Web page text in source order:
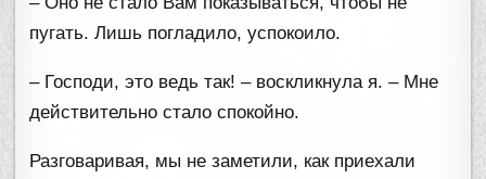
пугать. Лишь погладило, успокоило.
– Господи, это ведь так! – воскликнула я. – Мне
действительно стало спокойно.
Разговаривая, мы не заметили, как приехали